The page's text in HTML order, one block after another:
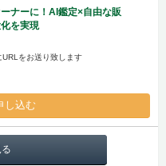
ナーに！AI鑑定×自由な販
を実現
をお送り致します
し込む